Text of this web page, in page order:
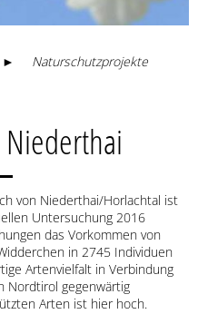
► Naturschutzprojekte
von Niederthai/Horlachtal ist
Untersuchung 2016
das Vorkommen von
in 2745 Individuen
Artenvielfalt in Verbindung
Nordtirol gegenwärtig
Arten ist hier hoch.